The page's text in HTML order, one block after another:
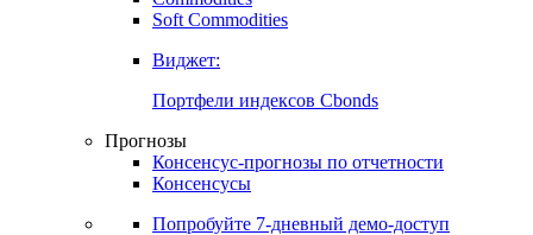
Soft Commodities
Виджет:
Портфели индексов Cbonds
Прогнозы
Консенсус-прогнозы по отчетности
Консенсусы
Попробуйте 7-дневный демо-доступ